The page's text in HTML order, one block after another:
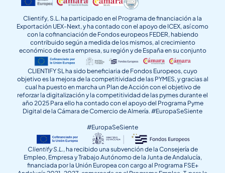
Clientify, S.L. ha participado en el Programa de financiación a la
Exportación UEX-Next, y ha contado con el apoyo de ICEX, así como
con la cofinanciación de Fondos europeos FEDER, habiendo
contribuido según a medida de los mismos, al crecimiento
económico de esta empresa, su región y de España en su conjunto
CLIENTIFY SL ha sido beneficiaria de Fondos Europeos, cuyo
objetivo es la mejora de la competitividad de las PYMES, y gracias al
cual ha puesto en marcha un Plan de Acción con el objetivo de
reforzar la digitalización y la competitividad de las pymes durante el
año 2025 Para ello ha contado con el apoyo del Programa Pyme
Digital de la Cámara de Comercio de Almería. #EuropaSeSiente
#EuropaSeSiente
Clientify S.L., ha recibido una subvención de la Consejería de
Empleo, Empresa y Trabajo Autónomo de la Junta de Andalucía,
financiada por la Unión Europea con cargo al Programa FSE+